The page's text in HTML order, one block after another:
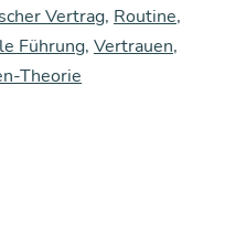
Vertrag, Routine,
Führung, Vertrauen,
Theorie